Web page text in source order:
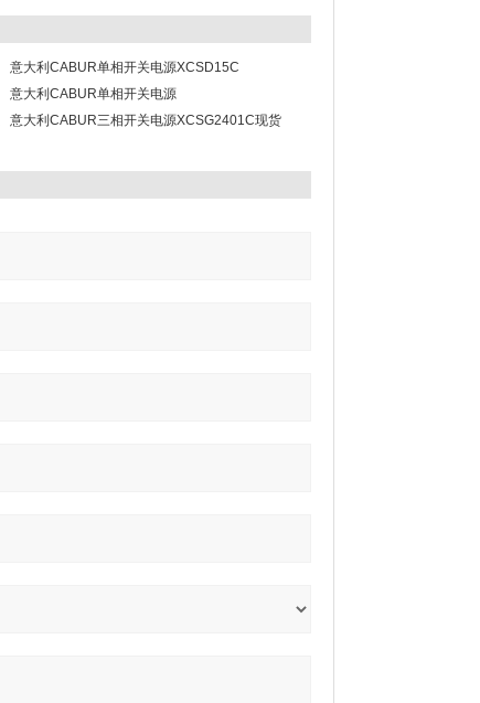
意大利CABUR单相开关电源XCSD15C
意大利CABUR单相开关电源
XCSD1015W012VAA
意大利CABUR三相开关电源XCSG2401C现货